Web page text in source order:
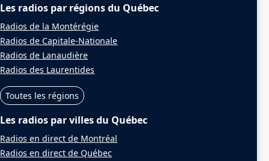
Les radios par régions du Québec
Radios de la Montérégie
Radios de Capitale-Nationale
Radios de Lanaudière
Radios des Laurentides
Toutes les régions
Les radios par villes du Québec
Radios en direct de Montréal
Radios en direct de Québec